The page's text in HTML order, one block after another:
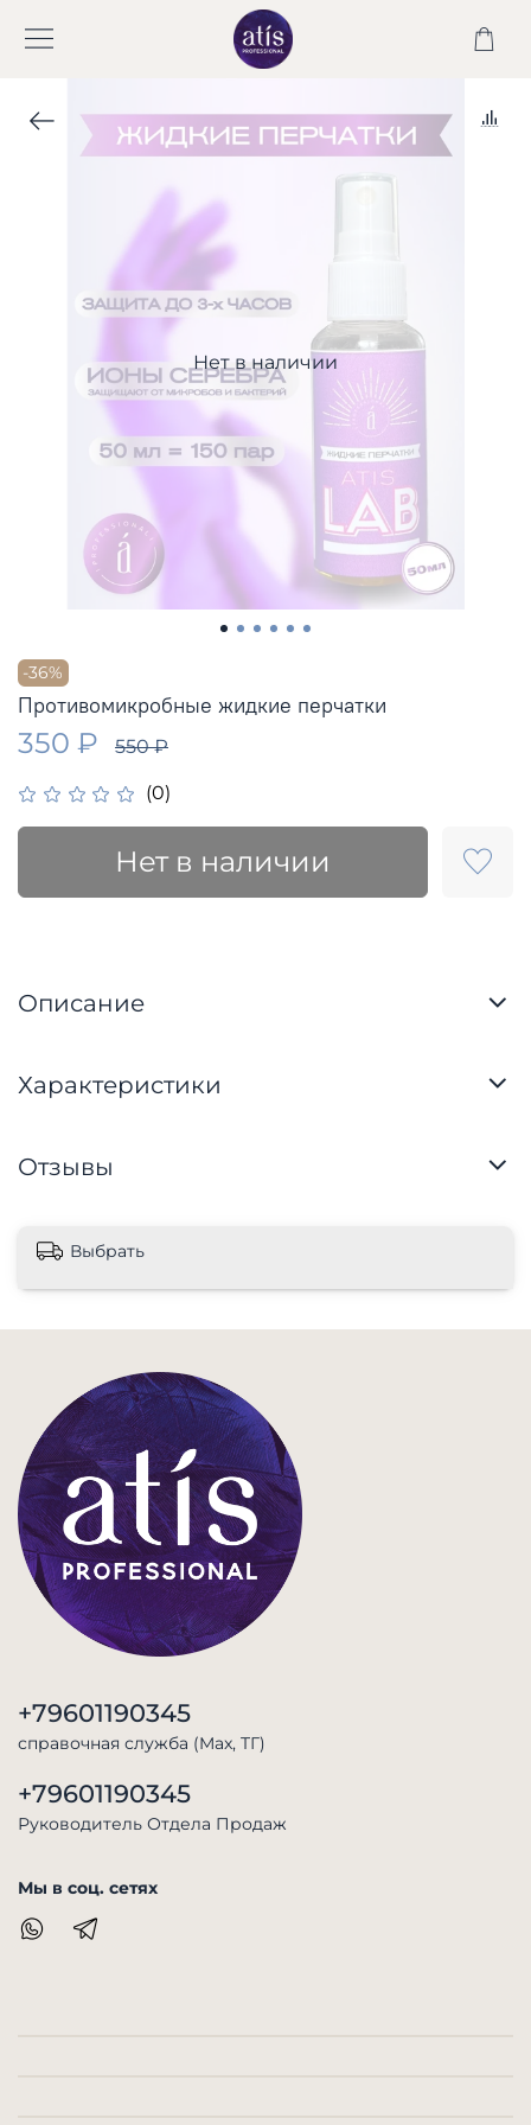
Нет в наличии
-36%
(0)
Противомикробные жидкие перчатки
350 ₽ 550 ₽
Нет в наличии
Описание
Характеристики
Отзывы
Выбрать
+79601190345
справочная служба (Max, TГ)
+79601190345
Руководитель Отдела Продаж
Мы в соц. сетях